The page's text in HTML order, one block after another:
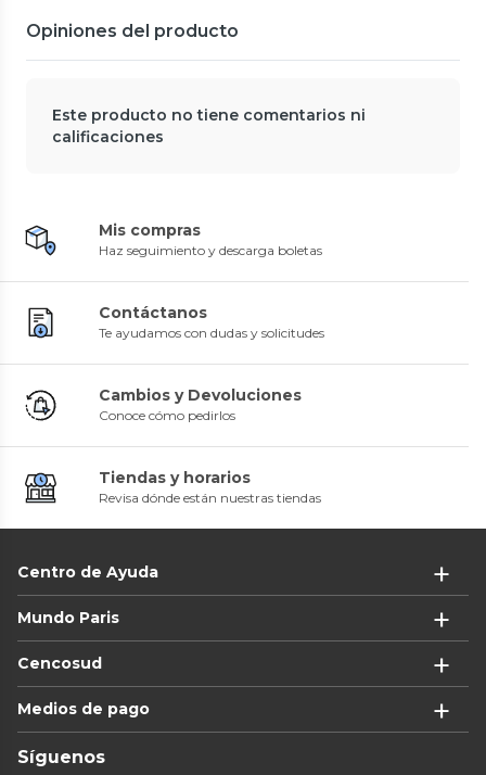
Opiniones del producto
Este producto no tiene comentarios ni
calificaciones
Mis compras
Haz seguimiento y descarga boletas
Contáctanos
Te ayudamos con dudas y solicitudes
Cambios y Devoluciones
Conoce cómo pedirlos
Tiendas y horarios
Revisa dónde están nuestras tiendas
Centro de Ayuda
Mundo Paris
Cencosud
Medios de pago
Síguenos